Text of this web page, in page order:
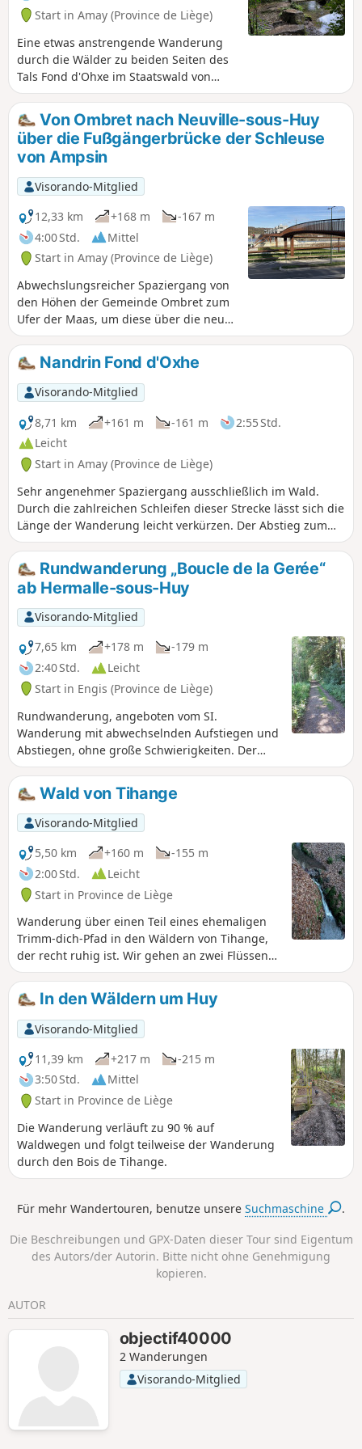
führt und einige herrliche Landschaften
bietet.Start in Amay (Province de Liège)
Eine etwas anstrengende Wanderung
durch die Wälder zu beiden Seiten des
Tals Fond d'Ohxe im Staatswald von
Saint-Lambert.Ausgehend von den
Ruinen der Kirche Notre-Dame in
Ombret führt die Route um den Weiler
Les Communes herum, steigt in den
Wald hinauf, steigt kurz darauf wieder
in den Fond d'Ohxe hinab und steigt
dann auf der anderen Seite durch die
Wälder Les Dames und Bourgogne
wieder hinauf. Der Rückweg führt
erneut durch den Wald, diesmal auf der
gegenüberliegenden Seite, und bietet
am Ende der Wanderung einige schöne
Ausblicke auf das Maastal.
Von Ombret nach Neuville-sous-Huy
über die Fußgängerbrücke der Schleuse
von Ampsin
Visorando-Mitglied
12,33 km
+168 m
-167 m
4:00 Std.
Mittel
Start in Amay (Province de Liège)
Abwechslungsreicher Spaziergang von
den Höhen der Gemeinde Ombret zum
Ufer der Maas, um diese über die neue
Fußgänger- und Fahrradbrücke auf
Höhe der Schleuse von Ampsin-Neuville
und ihren Einrichtungen, darunter die
originelle Fischtreppe, zu überqueren.
Der Rückweg führt durch den
Staatswald von Neuville-sous-Huy und
Saint-Lambert.
Nandrin Fond d'Oxhe
Visorando-Mitglied
8,71 km
+161 m -161 m
2:55 Std.
Leicht
Start in Amay (Province de Liège)
Sehr angenehmer Spaziergang ausschließlich im Wald.
Durch die zahlreichen Schleifen dieser Strecke lässt sich die
Länge der Wanderung leicht verkürzen. Der Abstieg zum
Parkplatz erfolgt entlang eines hübschen kleinen Baches,
der in den Ruisseau d'Oxhe mündet.
Rundwanderung „Boucle de la Gerée“
ab Hermalle-sous-Huy
Visorando-Mitglied
7,65 km
+178 m
-179 m
2:40 Std.
Leicht
Start in Engis (Province de Liège)
Rundwanderung, angeboten vom SI.
Wanderung mit abwechselnden Aufstiegen und
Abstiegen, ohne große Schwierigkeiten. Der
letzte Abschnitt des Chemin des Crêtes ist stark
abfallend.
Wald von Tihange
Visorando-Mitglied
5,50 km
+160 m
-155 m
2:00 Std.
Leicht
Start in Province de Liège
Wanderung über einen Teil eines ehemaligen
Trimm-dich-Pfad in den Wäldern von Tihange,
der recht ruhig ist. Wir gehen an zwei Flüssen
entlang: dem Rau de Chéra und dem Rau de
Bonne Espérance. Die Straße zum Parkplatz ist
kaum befahren.
In den Wäldern um Huy
Visorando-Mitglied
11,39 km
+217 m
-215 m
3:50 Std.
Mittel
Start in Province de Liège
Die Wanderung verläuft zu 90 % auf
Waldwegen und folgt teilweise der Wanderung
durch den Bois de Tihange.
Für mehr Wandertouren, benutze unsereSuchmaschine .
Die Beschreibungen und GPX-Daten dieser Tour sind Eigentum
des Autors/der Autorin. Bitte nicht ohne Genehmigung
kopieren.
AUTOR
objectif40000
2 Wanderungen
Visorando-Mitglied